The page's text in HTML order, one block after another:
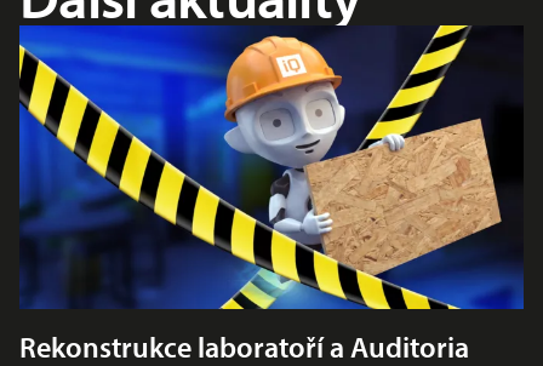
Rekonstrukce laboratoří a Auditoria